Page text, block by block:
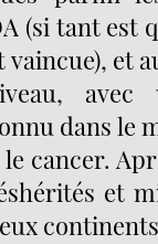
(si tant est
et
dans le
cancer.
et